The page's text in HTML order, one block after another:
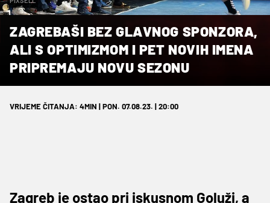
ZAGREBAŠI BEZ GLAVNOG SPONZORA,
ALI S OPTIMIZMOM I PET NOVIH IMENA
PRIPREMAJU NOVU SEZONU
VRIJEME ČITANJA: 4MIN | PON. 07.08.23. | 20:00
Zagreb je ostao pri iskusnom Goluži, a